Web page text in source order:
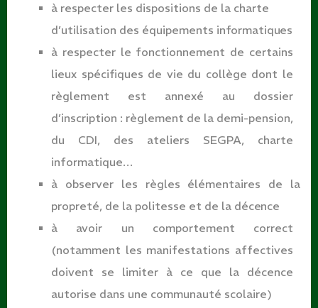
à respecter les dispositions de la charte
d’utilisation des équipements informatiques
à respecter le fonctionnement de certains
lieux spécifiques de vie du collège dont le
règlement est annexé au dossier
d’inscription : règlement de la demi-pension,
du CDI, des ateliers SEGPA, charte
informatique…
à observer les règles élémentaires de la
propreté, de la politesse et de la décence
à avoir un comportement correct
(notamment les manifestations affectives
doivent se limiter à ce que la décence
autorise dans une communauté scolaire)